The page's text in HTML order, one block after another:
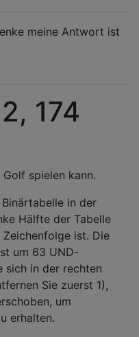
meine Antwort ist
174
spielen kann.
in der
Hälfte der Tabelle
ist. Die
um 63 UND-
sich in der rechten
Sie zuerst 1),
um
erhalten.